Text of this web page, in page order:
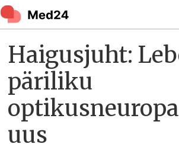
Haigusjuht:
päriliku
uus